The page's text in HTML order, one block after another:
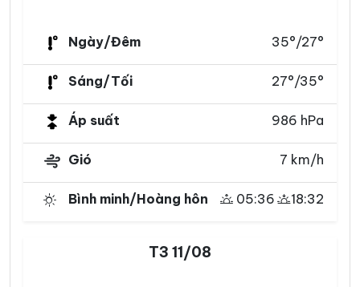
Ngày/Đêm 35°/27°
Sáng/Tối 27°/35°
Áp suất 986 hPa
Gió 7 km/h
Bình minh/Hoàng hôn 05:36 18:32
T3 11/08